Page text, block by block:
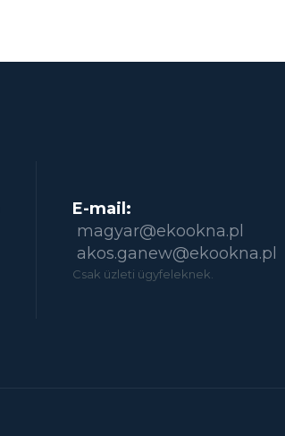
E-mail:
magyar@ekookna.pl
akos.ganew@ekookna.pl
Csak üzleti ügyfeleknek.